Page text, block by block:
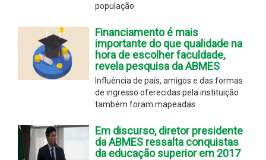
população
Financiamento é mais
importante do que qualidade na
hora de escolher faculdade,
revela pesquisa da ABMES
Influência de pais, amigos e das formas
de ingresso oferecidas pela instituição
também foram mapeadas
Em discurso, diretor presidente
da ABMES ressalta conquistas
da educação superior em 2017